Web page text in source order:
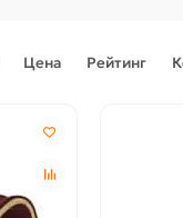
Цена Рейтинг